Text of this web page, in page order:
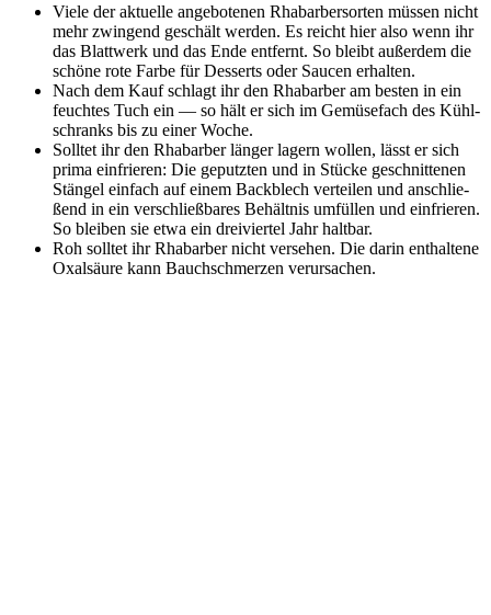
Vie­le der aktu­el­le ange­bo­te­nen Rha­bar­ber­sor­ten müs­sen nicht
mehr zwin­gend geschält wer­den. Es reicht hier also wenn ihr
das Blatt­werk und das Ende ent­fernt. So bleibt außer­dem die
schö­ne rote Far­be für Des­serts oder Sau­cen erhalten.
Nach dem Kauf schlagt ihr den Rha­bar­ber am bes­ten in ein
feuch­tes Tuch ein — so hält er sich im Gemü­se­fach des Kühl­
schranks bis zu einer Woche.
Soll­tet ihr den Rha­bar­ber län­ger lagern wol­len, lässt er sich
pri­ma ein­frie­ren: Die geputz­ten und in Stü­cke geschnit­te­nen
Stän­gel ein­fach auf einem Back­blech ver­tei­len und anschlie­
ßend in ein ver­schließ­ba­res Behält­nis umfül­len und ein­frie­ren.
So blei­ben sie etwa ein drei­vier­tel Jahr haltbar.
Roh soll­tet ihr Rha­bar­ber nicht ver­se­hen. Die dar­in ent­hal­te­ne
Oxal­säu­re kann Bauch­schmer­zen verursachen.